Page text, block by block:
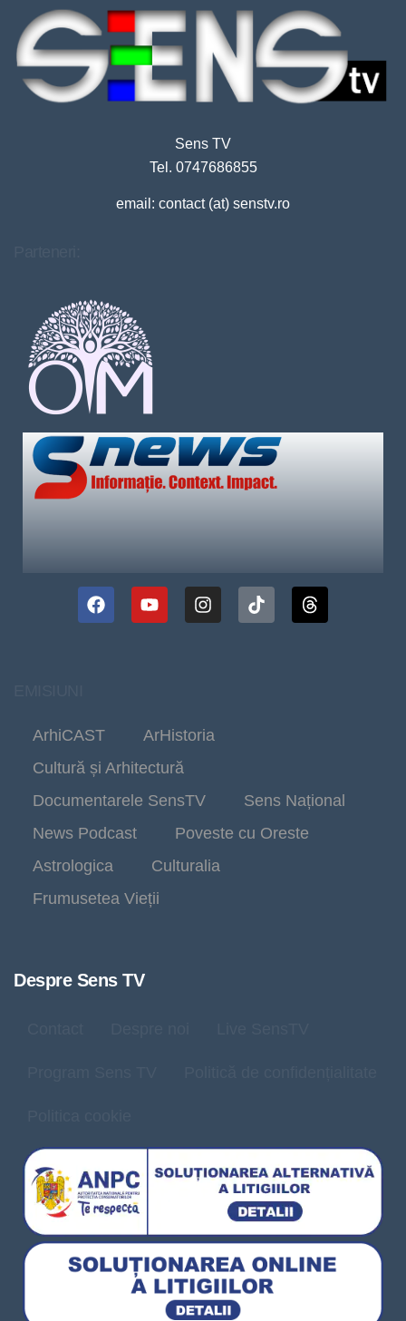
Sens TV
Tel. 0747686855
email: contact (at) senstv.ro
ArhiCAST
ArHistoria
Cultură și Arhitectură
Documentarele SensTV
Sens Național
News Podcast
Poveste cu Oreste
Astrologica
Culturalia
Frumusetea Vieții
Despre Sens TV